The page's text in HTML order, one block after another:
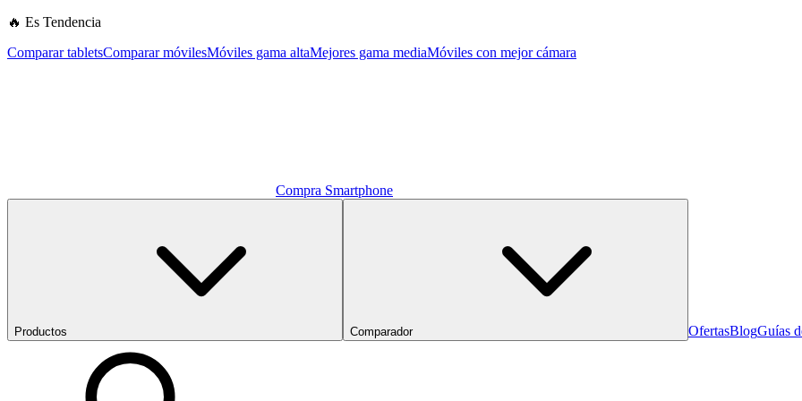
🔥 Es Tendencia
Comparar tabletsComparar móvilesMóviles gama altaMejores gama mediaMóviles con mejor cámara
Compra Smartphone
Productos Comparador OfertasBlogGuías